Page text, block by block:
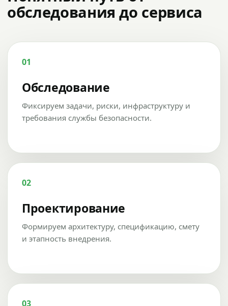
обследования до сервиса
01
Обследование
Фиксируем задачи, риски, инфраструктуру и
требования службы безопасности.
02
Проектирование
Формируем архитектуру, спецификацию, смету
и этапность внедрения.
03